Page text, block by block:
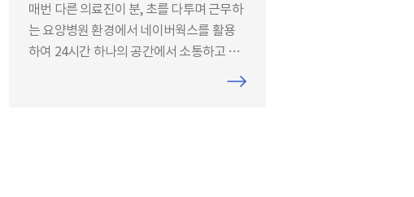
매번 다른 의료진이 분, 초를 다투며 근무하
는 요양병원 환경에서 네이버웍스를 활용
하여 24시간 하나의 공간에서 소통하고 있